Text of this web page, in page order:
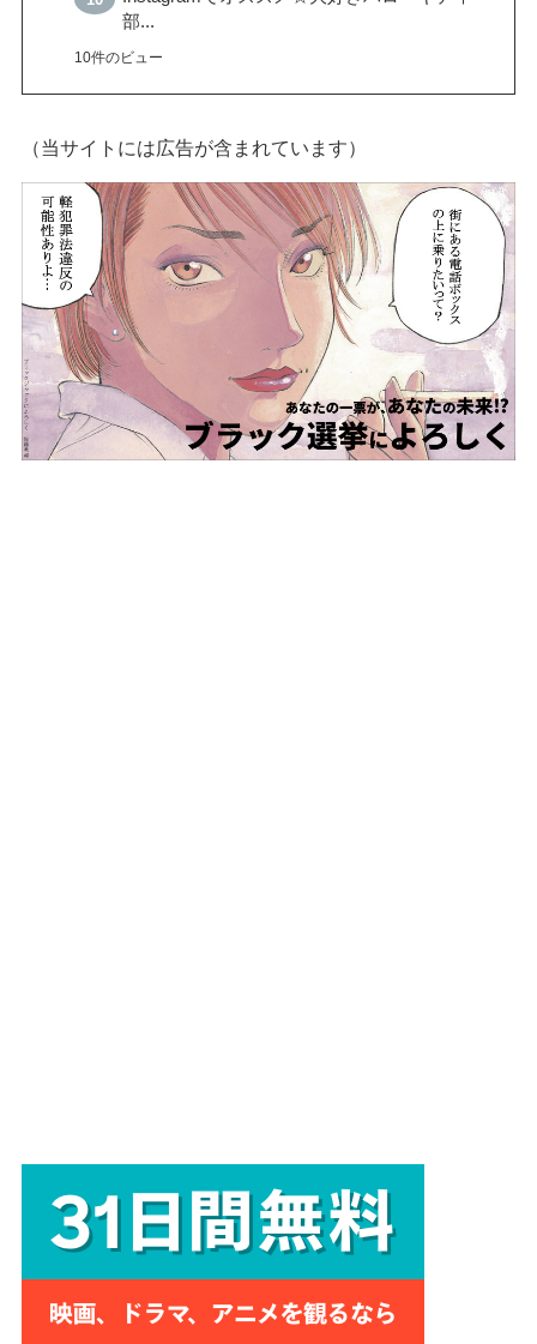
部...
10件のビュー
（当サイトには広告が含まれています）